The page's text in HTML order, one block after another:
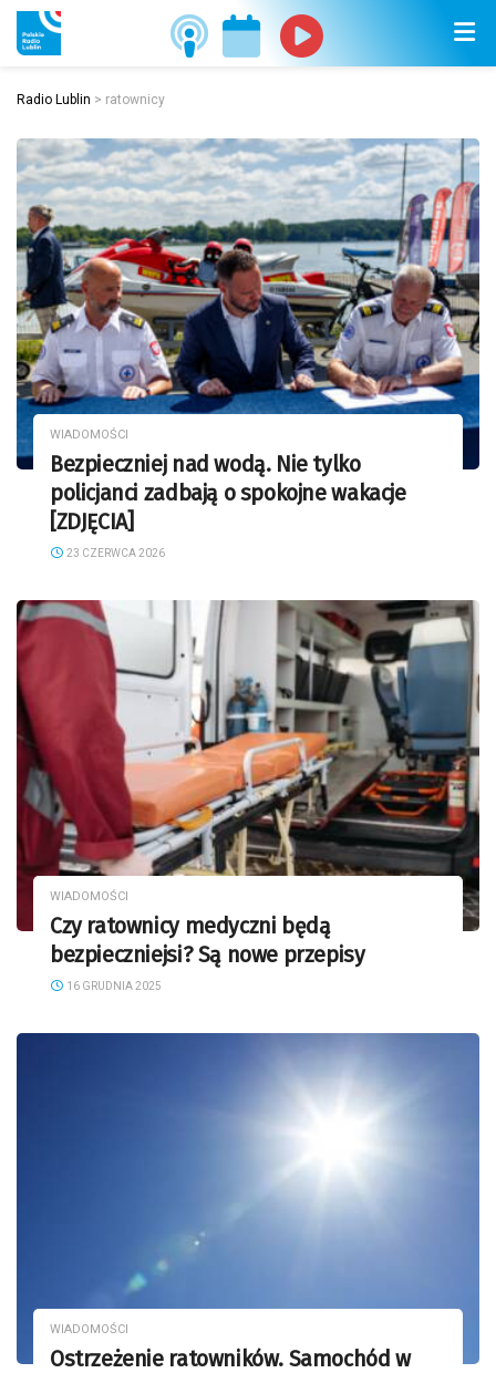
Radio Lublin > ratownicy
WIADOMOŚCI
Bezpieczniej nad wodą. Nie tylko
policjanci zadbają o spokojne wakacje
[ZDJĘCIA]
23 CZERWCA 2026
WIADOMOŚCI
Czy ratownicy medyczni będą
bezpieczniejsi? Są nowe przepisy
16 GRUDNIA 2025
WIADOMOŚCI
Ostrzeżenie ratowników. Samochód w